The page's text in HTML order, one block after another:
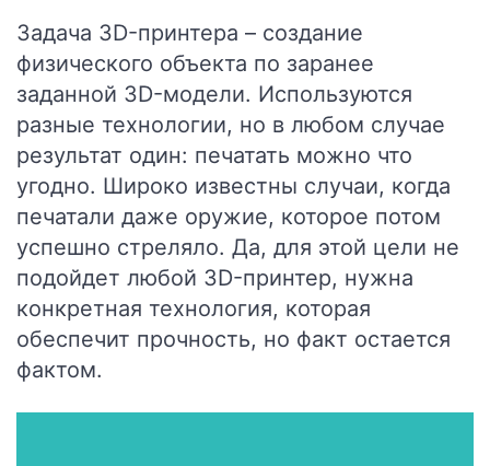
Задача 3D-принтера – создание
физического объекта по заранее
заданной 3D-модели. Используются
разные технологии, но в любом случае
результат один: печатать можно что
угодно. Широко известны случаи, когда
печатали даже оружие, которое потом
успешно стреляло. Да, для этой цели не
подойдет любой 3D-принтер, нужна
конкретная технология, которая
обеспечит прочность, но факт остается
фактом.